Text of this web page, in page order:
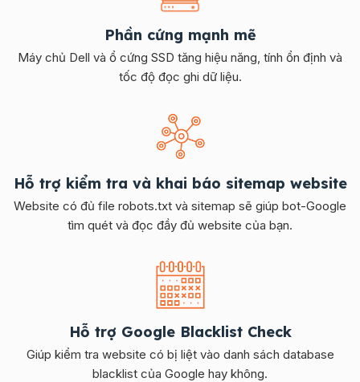
Phần cứng mạnh mẽ
Máy chủ Dell và ổ cứng SSD tăng hiệu năng, tính ổn định và
tốc độ đọc ghi dữ liệu.
Hỗ trợ kiểm tra và khai báo sitemap website
Website có đủ file robots.txt và sitemap sẽ giúp bot-Google
tìm quét và đọc đầy đủ website của bạn.
Hỗ trợ Google Blacklist Check
Giúp kiểm tra website có bị liệt vào danh sách database
blacklist của Google hay không.